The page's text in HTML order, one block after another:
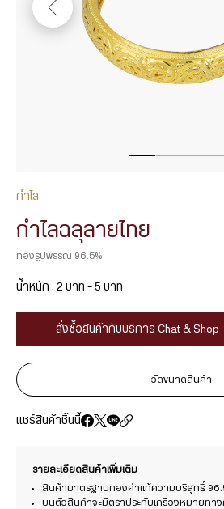
กำไล
กำไลฉลุลายไทย
ทองรูปพรรณ 96.5%
น้ำหนัก : 2 บาท – 5 บาท
สั่งซื้อสินค้ากับบริการ Chat & Shop
วัดขนาดสินค้า
แชร์สินค้าชิ้นนี้
รายละเอียดสินค้าเพิ่มเติม
สินค้ามาตรฐานทองคำแท้ความบริสุทธิ์
บนตัวสินค้าจะมีตราประทับเครื่องหมายทาง